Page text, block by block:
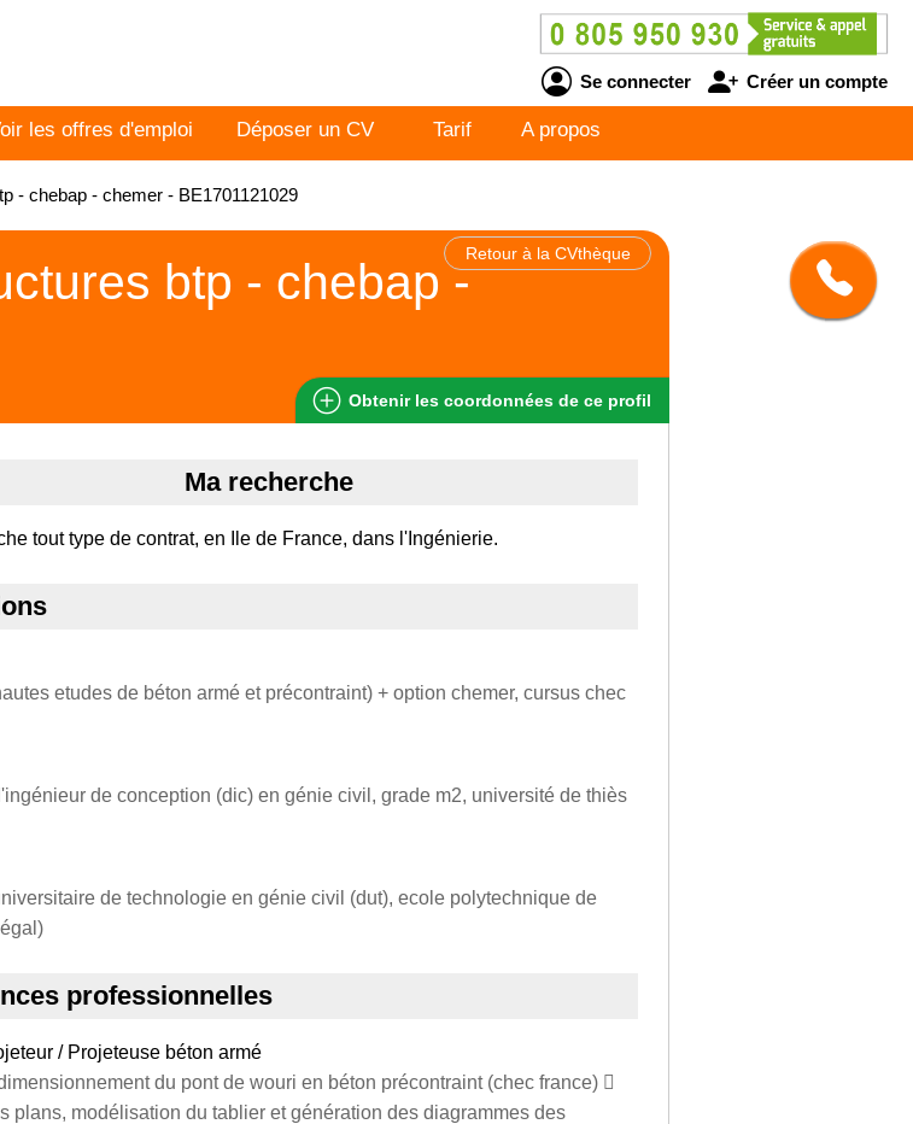
Se connecter Créer un compte
les offres d'emploi Déposer un CV Tarif A propos
- chebap - chemer - BE1701121029
Retour à la CVthèque
btp - chebap -
Obtenir les coordonnées de ce profil
Ma recherche
tout type de contrat, en Ile de France, dans l'Ingénierie.
etudes de béton armé et précontraint) + option chemer, cursus chec
de conception (dic) en génie civil, grade m2, université de thiès
de technologie en génie civil (dut), ecole polytechnique de
professionnelles
/ Projeteuse béton armé
du pont de wouri en béton précontraint (chec france) 
plans, modélisation du tablier et génération des diagrammes des